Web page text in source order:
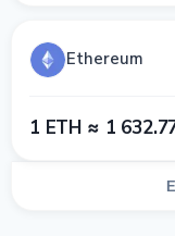
Ethereum
1 ETH ≈ 1